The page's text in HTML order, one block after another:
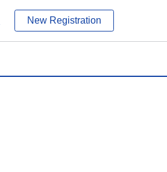
New Registration